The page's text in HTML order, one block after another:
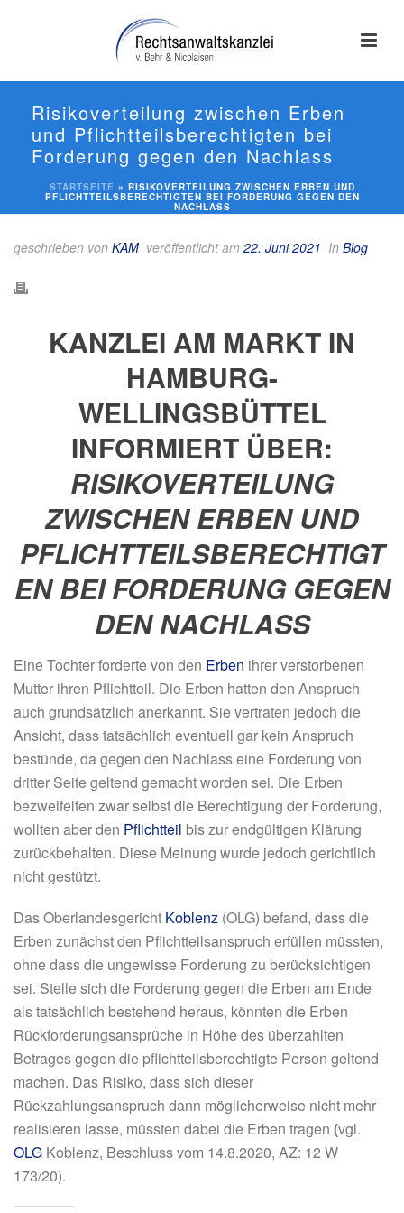
Risikoverteilung zwischen Erben
und Pflichtteilsberechtigten bei
Forderung gegen den Nachlass
STARTSEITE » RISIKOVERTEILUNG ZWISCHEN ERBEN UND
PFLICHTTEILSBERECHTIGTEN BEI FORDERUNG GEGEN DEN
NACHLASS
geschrieben von KAM veröffentlicht am 22. Juni 2021 In Blog
KANZLEI AM MARKT IN
HAMBURG-
WELLINGSBÜTTEL
INFORMIERT ÜBER:
RISIKOVERTEILUNG
ZWISCHEN ERBEN UND
PFLICHTTEILSBERECHTIGT
EN BEI FORDERUNG GEGEN
DEN NACHLASS
Eine Tochter forderte von den Erben ihrer verstorbenen
Mutter ihren Pflichtteil. Die Erben hatten den Anspruch
auch grundsätzlich anerkannt. Sie vertraten jedoch die
Ansicht, dass tatsächlich eventuell gar kein Anspruch
bestünde, da gegen den Nachlass eine Forderung von
dritter Seite geltend gemacht worden sei. Die Erben
bezweifelten zwar selbst die Berechtigung der Forderung,
wollten aber den Pflichtteil bis zur endgültigen Klärung
zurückbehalten. Diese Meinung wurde jedoch gerichtlich
nicht gestützt.
Das Oberlandesgericht Koblenz (OLG) befand, dass die
Erben zunächst den Pflichtteilsanspruch erfüllen müssten,
ohne dass die ungewisse Forderung zu berücksichtigen
sei. Stelle sich die Forderung gegen die Erben am Ende
als tatsächlich bestehend heraus, könnten die Erben
Rückforderungsansprüche in Höhe des überzahlten
Betrages gegen die pflichtteilsberechtigte Person geltend
machen. Das Risiko, dass sich dieser
Rückzahlungsanspruch dann möglicherweise nicht mehr
realisieren lasse, müssten dabei die Erben tragen (vgl.
OLG Koblenz, Beschluss vom 14.8.2020, AZ: 12 W
173/20).